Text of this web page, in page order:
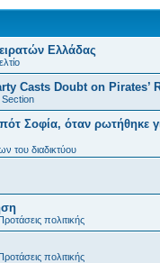
Ελλάδας
Casts Doubt on
Section
Σοφία, όταν ρωτήθηκε
του διαδικτύου
πολιτικής
πολιτικής